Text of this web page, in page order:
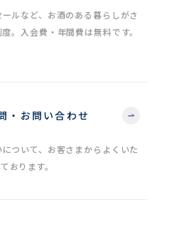
ルなど、お酒のある暮らしがさ
。入会費・年間費は無料です。
・お問い合わせ
ついて、お客さまからよくいた
おります。